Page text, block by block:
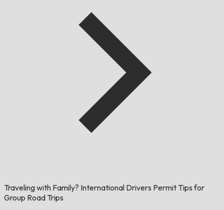
Traveling with Family? International Drivers Permit Tips for
Group Road Trips